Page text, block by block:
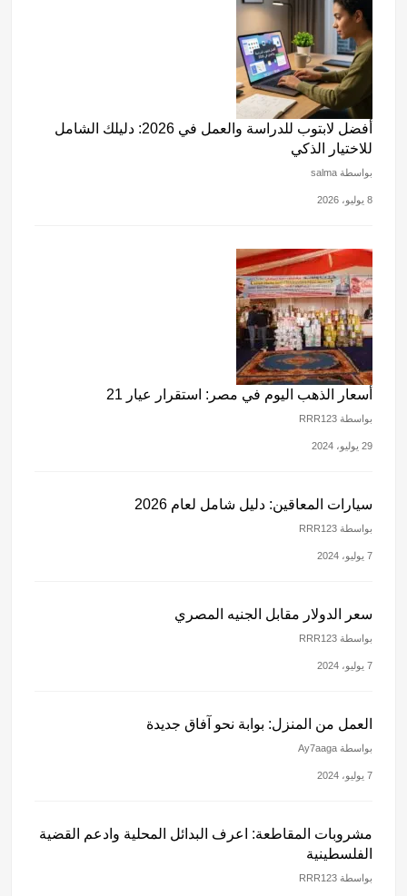
أفضل لابتوب للدراسة والعمل في 2026: دليلك الشامل
للاختيار الذكي
بواسطة salma
8 يوليو، 2026
أسعار الذهب اليوم في مصر: استقرار عيار 21
بواسطة RRR123
29 يوليو، 2024
سيارات المعاقين: دليل شامل لعام 2026
بواسطة RRR123
7 يوليو، 2024
سعر الدولار مقابل الجنيه المصري
بواسطة RRR123
7 يوليو، 2024
العمل من المنزل: بوابة نحو آفاق جديدة
بواسطة Ay7aaga
7 يوليو، 2024
مشروبات المقاطعة: اعرف البدائل المحلية وادعم القضية
الفلسطينية
بواسطة RRR123